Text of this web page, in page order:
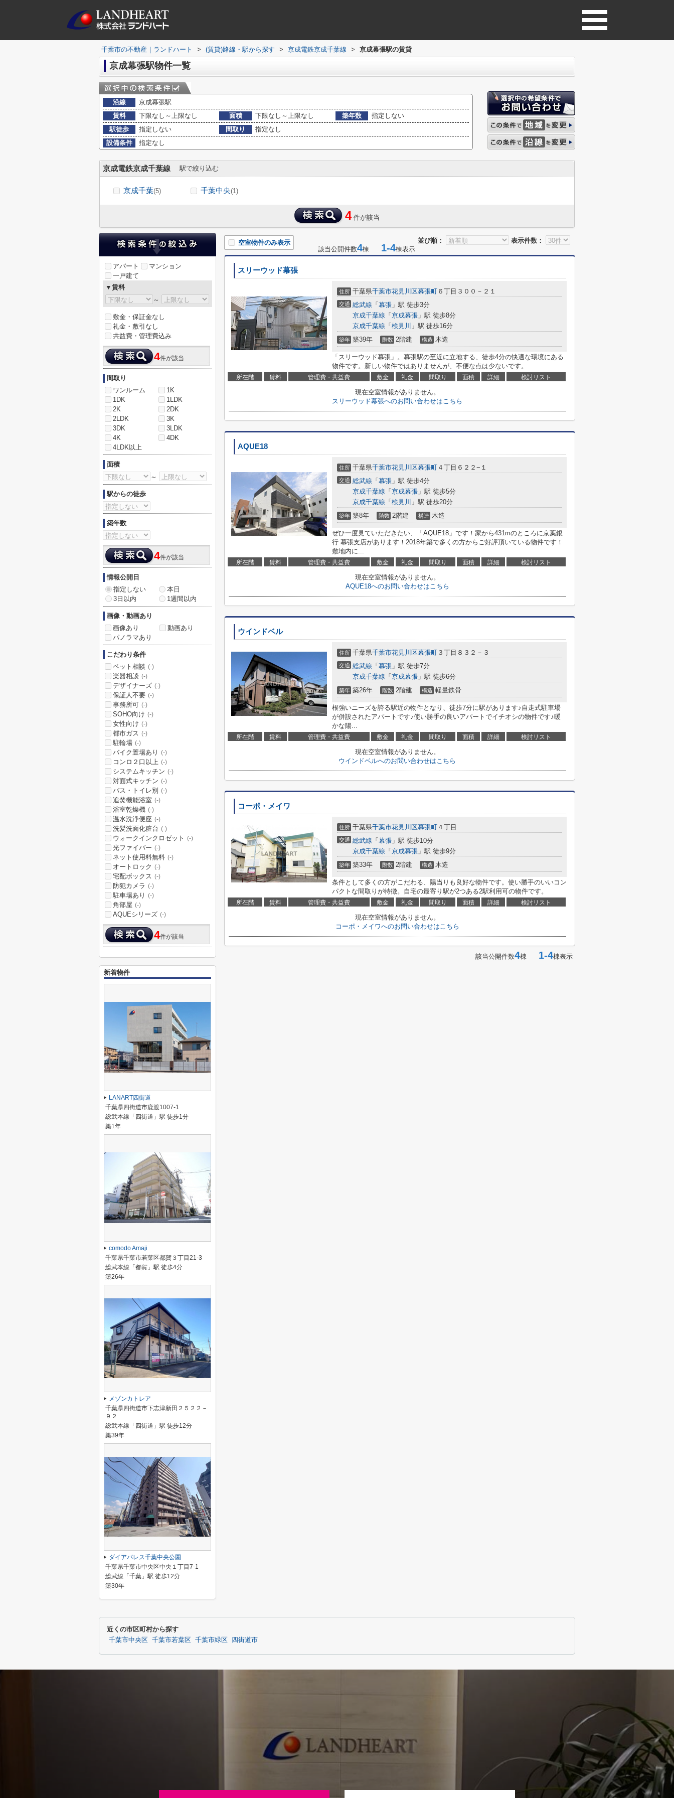
千葉市の不動産｜ランドハート > (賃貸)路線・駅から探す > 京成電鉄京成千葉線 > 京成幕張駅の賃貸
京成幕張駅物件一覧
沿線
京成幕張駅
賃料
下限なし～上限なし 面積 下限なし～上限なし 築年数
指定しない
駅徒歩
指定しない 間取り
指定なし
設備条件
指定なし
京成電鉄京成千葉線 駅で絞り込む
京成千葉(5) 千葉中央(1)
4 件が該当
並び順： 表示件数：
空室物件のみ表示
該当公開件数4棟 1-4棟表示
スリーウッド幕張
住所 千葉県千葉市花見川区幕張町 ６丁目３００－２１
交通 総武線 「 幕張 」駅 徒歩3分
京成千葉線 「 京成幕張 」駅 徒歩8分
京成千葉線 「 検見川 」駅 徒歩16分
築年 築39年 階数 2階建 構造 木造
「スリーウッド幕張」。幕張駅の至近に立地する、徒歩4分の快適な環境にある
物件です。新しい物件ではありませんが、不便な点は少ないです。
所在階 賃料 管理費・共益費 敷金 礼金 間取り 面積 詳細 検討リスト
現在空室情報がありません。
スリーウッド幕張へのお問い合わせはこちら
AQUE18
住所 千葉県千葉市花見川区幕張町 ４丁目６２２−１
交通 総武線 「 幕張 」駅 徒歩4分
京成千葉線 「 京成幕張 」駅 徒歩5分
京成千葉線 「 検見川 」駅 徒歩20分
築年 築8年 階数 2階建 構造 木造
ぜひ一度見ていただきたい、「AQUE18」です！家から431mのところに京葉銀
行 幕張支店があります！2018年築で多くの方からご好評頂いている物件です！
敷地内に...
所在階 賃料 管理費・共益費 敷金 礼金 間取り 面積 詳細 検討リスト
現在空室情報がありません。
AQUE18へのお問い合わせはこちら
ウインドベル
住所 千葉県千葉市花見川区幕張町 ３丁目８３２－３
交通 総武線 「 幕張 」駅 徒歩7分
京成千葉線 「 京成幕張 」駅 徒歩6分
築年 築26年 階数 2階建 構造 軽量鉄骨
根強いニーズを誇る駅近の物件となり、徒歩7分に駅があります♪自走式駐車場
が併設されたアパートです♪使い勝手の良いアパートでイチオシの物件です♪暖
かな陽...
所在階 賃料 管理費・共益費 敷金 礼金 間取り 面積 詳細 検討リスト
現在空室情報がありません。
ウインドベルへのお問い合わせはこちら
コーポ・メイワ
住所 千葉県千葉市花見川区幕張町 ４丁目
交通 総武線 「 幕張 」駅 徒歩10分
京成千葉線 「 京成幕張 」駅 徒歩9分
築年 築33年 階数 2階建 構造 木造
条件として多くの方がこだわる、陽当りも良好な物件です。使い勝手のいいコン
パクトな間取りが特徴。自宅の最寄り駅が2つある2駅利用可の物件です。
所在階 賃料 管理費・共益費 敷金 礼金 間取り 面積 詳細 検討リスト
現在空室情報がありません。
コーポ・メイワへのお問い合わせはこちら
該当公開件数4棟 1-4棟表示
アパート
マンション
一戸建て
▼賃料
～
敷金・保証金なし
礼金・敷引なし
共益費・管理費込み
4件が該当
間取り
ワンルーム
1K
1DK
1LDK
2K
2DK
2LDK
3K
3DK
3LDK
4K
4DK
4LDK以上
面積
～
駅からの徒歩
築年数
4件が該当
情報公開日
指定しない
本日
3日以内
1週間以内
画像・動画あり
画像あり
動画あり
パノラマあり
こだわり条件
ペット相談 (-)
楽器相談 (-)
デザイナーズ (-)
保証人不要 (-)
事務所可 (-)
SOHO向け (-)
女性向け (-)
都市ガス (-)
駐輪場 (-)
バイク置場あり (-)
コンロ２口以上 (-)
システムキッチン (-)
対面式キッチン (-)
バス・トイレ別 (-)
追焚機能浴室 (-)
浴室乾燥機 (-)
温水洗浄便座 (-)
洗髪洗面化粧台 (-)
ウォークインクロゼット (-)
光ファイバー (-)
ネット使用料無料 (-)
オートロック (-)
宅配ボックス (-)
防犯カメラ (-)
駐車場あり (-)
角部屋 (-)
AQUEシリーズ (-)
4件が該当
新着物件
LANART四街道
千葉県四街道市鹿渡1007-1
総武本線「四街道」駅 徒歩1分
築1年
comodo Amaji
千葉県千葉市若葉区都賀３丁目21-3
総武本線「都賀」駅 徒歩4分
築26年
メゾンカトレア
千葉県四街道市下志津新田２５２２－
９２
総武本線「四街道」駅 徒歩12分
築39年
ダイアパレス千葉中央公園
千葉県千葉市中央区中央１丁目7-1
総武線「千葉」駅 徒歩12分
築30年
近くの市区町村から探す
千葉市中央区 千葉市若葉区 千葉市緑区 四街道市